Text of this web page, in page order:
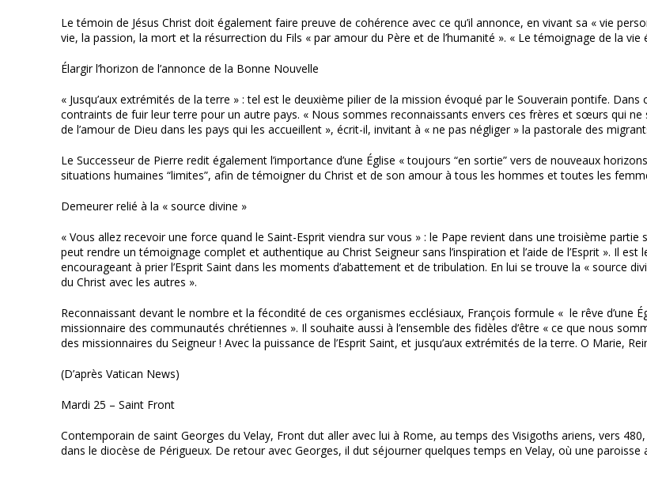
Le témoin de Jésus Christ doit également faire preuve de cohérence avec ce qu’il annonce, en vivant sa « vie
vie, la passion, la mort et la résurrection du Fils « par amour du Père et de l’humanité ». « Le témoignage de la
Élargir l’horizon de l’annonce de la Bonne Nouvelle
« Jusqu’aux extrémités de la terre » : tel est le deuxième pilier de la mission évoqué par le Souverain pontife.
contraints de fuir leur terre pour un autre pays. « Nous sommes reconnaissants envers ces frères et sœurs qui
de l’amour de Dieu dans les pays qui les accueillent », écrit-il, invitant à « ne pas négliger » la pastorale des
Le Successeur de Pierre redit également l’importance d’une Église « toujours “en sortie” vers de nouveaux
situations humaines “limites”, afin de témoigner du Christ et de son amour à tous les hommes et toutes les
Demeurer relié à la « source divine »
« Vous allez recevoir une force quand le Saint-Esprit viendra sur vous » : le Pape revient dans une troisième partie
peut rendre un témoignage complet et authentique au Christ Seigneur sans l’inspiration et l’aide de l’Esprit ». Il
encourageant à prier l’Esprit Saint dans les moments d’abattement et de tribulation. En lui se trouve la « source
du Christ avec les autres ».
Reconnaissant devant le nombre et la fécondité de ces organismes ecclésiaux, François formule « le rêve d’une
missionnaire des communautés chrétiennes ». Il souhaite aussi à l’ensemble des fidèles d’être « ce que nous
des missionnaires du Seigneur ! Avec la puissance de l’Esprit Saint, et jusqu’aux extrémités de la terre. O Marie,
(D’après Vatican News)
Mardi 25 – Saint Front
Contemporain de saint Georges du Velay, Front dut aller avec lui à Rome, au temps des Visigoths ariens, vers
dans le diocèse de Périgueux. De retour avec Georges, il dut séjourner quelques temps en Velay, où une